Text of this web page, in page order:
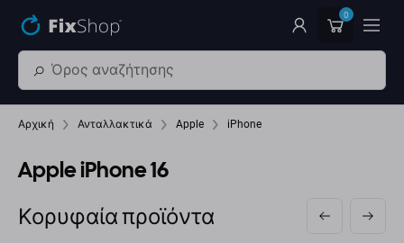
0
Αρχική Ανταλλακτικά Apple iPhone
Apple iPhone 16
Κορυφαία προϊόντα